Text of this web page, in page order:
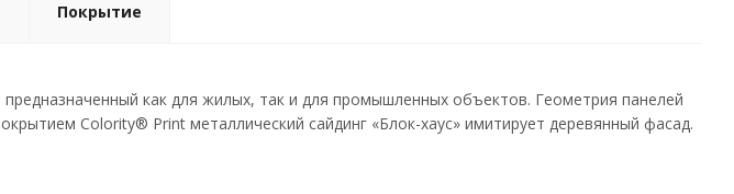
Покрытие
как для жилых, так и для промышленных объектов. Геометрия панелей
Colority® Print металлический сайдинг «Блок-хаус» имитирует деревянный фасад.